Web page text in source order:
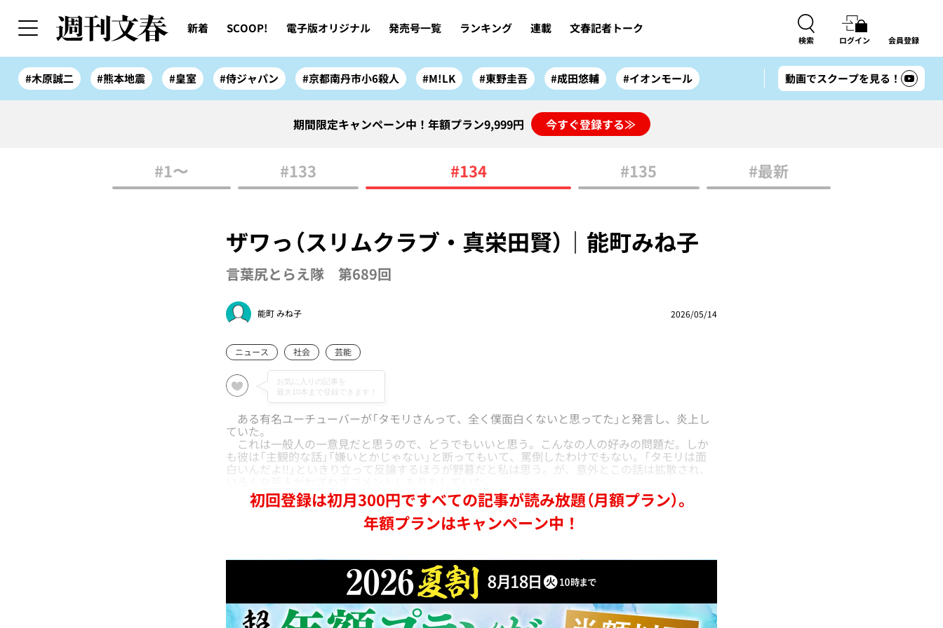
新着 SCOOP! 電子版オリジナル 発売号一覧 ランキング 連載 文春記者トーク
検索 ログイン 会員登録
#木原誠二 #熊本地震 #皇室 #侍ジャパン #京都南丹市小6殺人 #M!LK #東野圭吾 #成田悠輔 #イオンモール 動画でスクープを見る！
期間限定キャンペーン中！年額プラン9,999円 今すぐ登録する≫
#1〜 #133 #134 #135 #最新
ザワっ（スリムクラブ・真栄田賢）｜能町みね子
言葉尻とらえ隊 第689回
能町 みね子 2026/05/14
ニュース 社会 芸能
ある有名ユーチューバーが「タモリさんって、全く僕面白くないと思ってた」と発言し、炎上し
ていた。
これは一般人の一意見だと思うので、どうでもいいと思う。こんなの人の好みの問題だ。しか
も彼は「主観的な話」「嫌いとかじゃない」と断ってもいて、罵倒したわけでもない。「タモリは面
白いんだよ!!」といきり立って反論するほうが野暮だと私は思う。が、意外とこの話は拡散され、
初回登録は初月300円ですべての記事が読み放題（月額プラン）。
年額プランはキャンペーン中！